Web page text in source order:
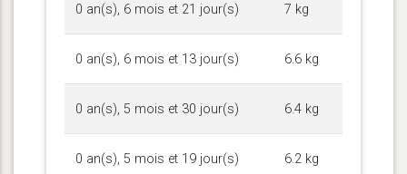
0 an(s), 6 mois et 21 jour(s) 7 kg
0 an(s), 6 mois et 13 jour(s) 6.6 kg
0 an(s), 5 mois et 30 jour(s) 6.4 kg
0 an(s), 5 mois et 19 jour(s) 6.2 kg